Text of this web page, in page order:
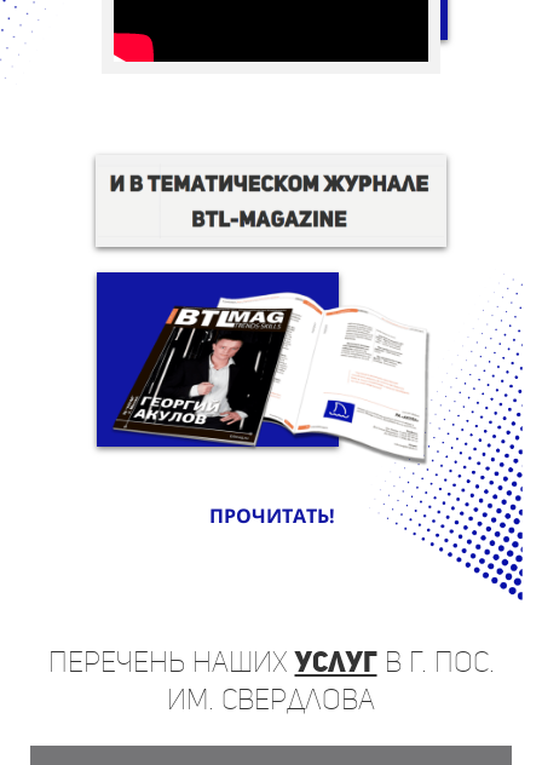
ПРОЧИТАТЬ!
Перечень нашихуслугв г. пос.
им. Свердлова